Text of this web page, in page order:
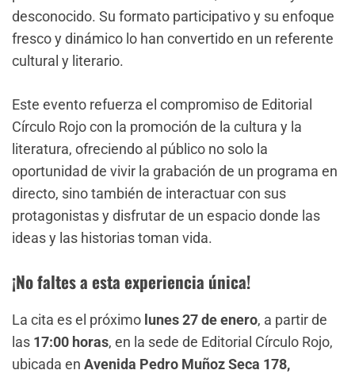
desconocido. Su formato participativo y su enfoque
fresco y dinámico lo han convertido en un referente
cultural y literario.
Este evento refuerza el compromiso de Editorial
Círculo Rojo con la promoción de la cultura y la
literatura, ofreciendo al público no solo la
oportunidad de vivir la grabación de un programa en
directo, sino también de interactuar con sus
protagonistas y disfrutar de un espacio donde las
ideas y las historias toman vida.
¡No faltes a esta experiencia única!
La cita es el próximo lunes 27 de enero, a partir de
las 17:00 horas, en la sede de Editorial Círculo Rojo,
ubicada en Avenida Pedro Muñoz Seca 178,